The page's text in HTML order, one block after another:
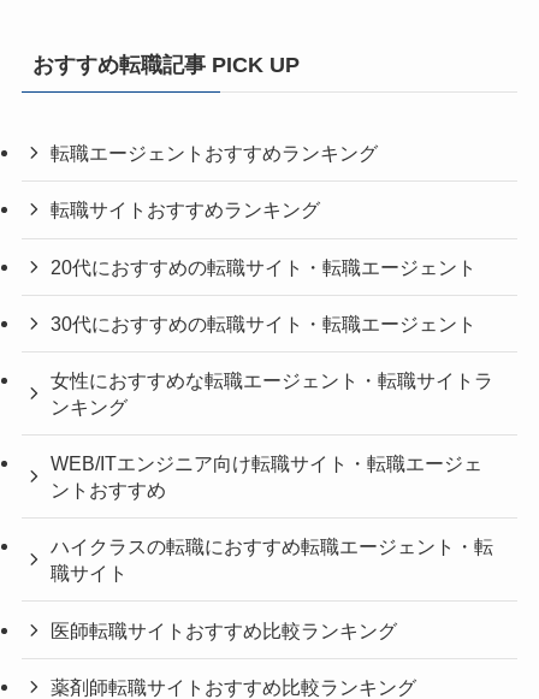
おすすめ転職記事 PICK UP
転職エージェントおすすめランキング
転職サイトおすすめランキング
20代におすすめの転職サイト・転職エージェント
30代におすすめの転職サイト・転職エージェント
女性におすすめな転職エージェント・転職サイトラ
ンキング
WEB/ITエンジニア向け転職サイト・転職エージェ
ントおすすめ
ハイクラスの転職におすすめ転職エージェント・転
職サイト
医師転職サイトおすすめ比較ランキング
薬剤師転職サイトおすすめ比較ランキング